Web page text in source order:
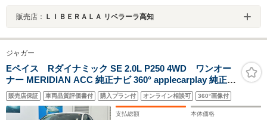
販売店： ＬＩＢＥＲＡＬＡ リベラーラ高知
ジャガー
Eペイス Rダイナミック SE 2.0L P250 4WD ワンオー
ナー MERIDIAN ACC 純正ナビ 360° applecarplay 純正19
インチAW LEDヘッドライト 電動リアゲート 黒革 パワー
シート Dシートメモリ シートヒーター ステアリングヒー
ター BSM クリアランスソナー
販売店保証 車両品質評価書付 購入プラン付 オンライン相談可 360°画像付
支払総額 本体価格